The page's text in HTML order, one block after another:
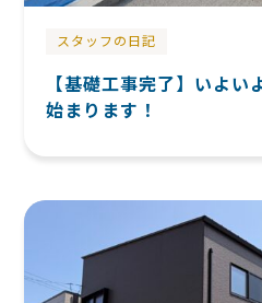
スタッフの日記
【基礎工事完了】いよ
始まります！